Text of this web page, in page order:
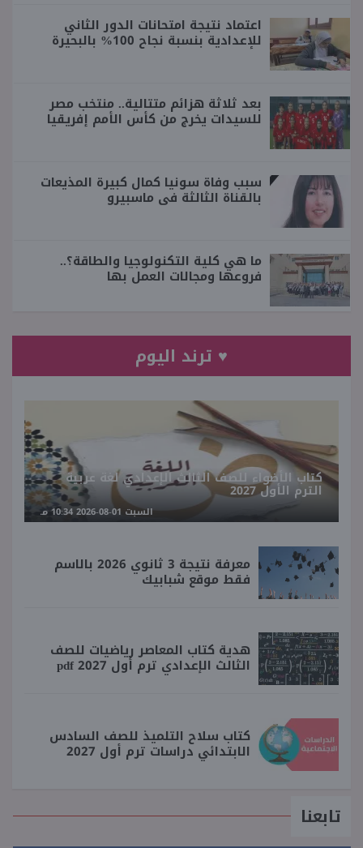
اعتماد نتيجة امتحانات الدور الثاني
للإعدادية بنسبة نجاح 100% بالبحيرة
بعد ثلاثة هزائم متتالية.. منتخب مصر
للسيدات يخرج من كأس الأمم إفريقيا
سبب وفاة سونيا كمال كبيرة المذيعات
بالقناة الثالثة فى ماسبيرو
ما هي كلية التكنولوجيا والطاقة؟..
فروعها ومجالات العمل بها
♥ ترند اليوم
كتاب الأضواء للصف الثالث الإعدادي لغة عربية
الترم الأول 2027
السبت 01-08-2026 10:34 مـ
معرفة نتيجة 3 ثانوي 2026 بالاسم
فقط موقع شبابيك
هدية كتاب المعاصر رياضيات للصف
الثالث الإعدادي ترم أول 2027 pdf
كتاب سلاح التلميذ للصف السادس
الابتدائي دراسات ترم أول 2027
تابعنا